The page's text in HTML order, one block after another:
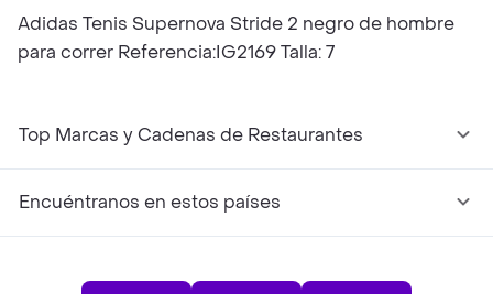
Adidas Tenis Supernova Stride 2 negro de hombre
para correr Referencia:IG2169 Talla: 7
Top Marcas y Cadenas de Restaurantes
Encuéntranos en estos países